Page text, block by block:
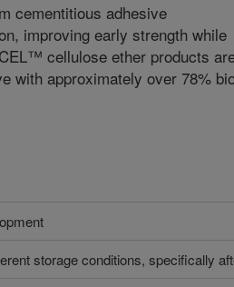
cementitious adhesive
improving early strength while
cellulose ether products
with approximately over 78%
storage conditions, specifically